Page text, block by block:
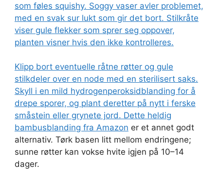
som føles squishy. Soggy vaser avler problemet,
med en svak sur lukt som gir det bort. Stilkråte
viser gule flekker som sprer seg oppover,
planten visner hvis den ikke kontrolleres.
Klipp bort eventuelle råtne røtter og gule
stilkdeler over en node med en sterilisert saks.
Skyll i en mild hydrogenperoksidblanding for å
drepe sporer, og plant deretter på nytt i ferske
småstein eller grynete jord. Dette heldig
bambusblanding fra Amazon er et annet godt
alternativ. Tørk basen litt mellom endringene;
sunne røtter kan vokse hvite igjen på 10–14
dager.